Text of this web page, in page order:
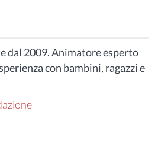
dal 2009. Animatore esperto
con bambini, ragazzi e